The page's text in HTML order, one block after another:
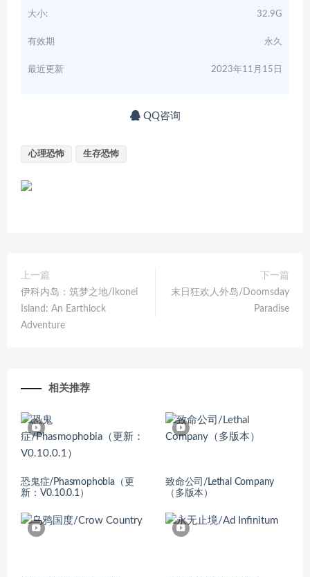
大小: 32.9G
有效期 永久
最近更新 2023年11月15日
QQ咨询
心理恐怖 生存恐怖
上一篇
伊科内岛：筑梦之地/Ikonei
Island: An Earthlock
Adventure
下一篇
末日狂欢人外岛/Doomsday
Paradise
相关推荐
恐鬼症/Phasmophobia（更
新：V0.10.0.1）
致命公司/Lethal Company
（多版本）